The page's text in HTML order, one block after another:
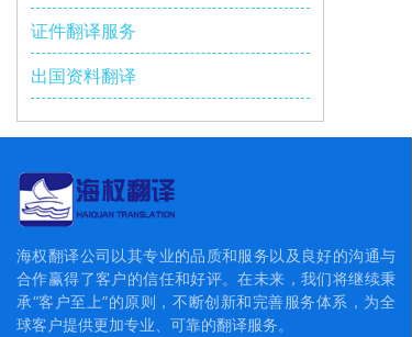
证件翻译服务
出国资料翻译
海权翻译公司以其专业的品质和服务以及良好的沟通与
合作赢得了客户的信任和好评。在未来，我们将继续秉
承“客户至上”的原则，不断创新和完善服务体系，为全
球客户提供更加专业、可靠的翻译服务。